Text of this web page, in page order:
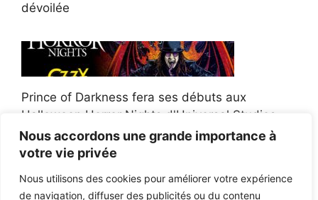
Nous accordons une grande importance à
votre vie privée
Nous utilisons des cookies pour améliorer votre expérience
de navigation, diffuser des publicités ou du contenu
dévoilée
Prince of Darkness fera ses débuts aux
Halloween Horror Nights d'Universal Studios